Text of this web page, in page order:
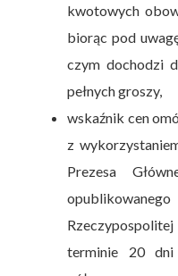
kwotowych
biorąc pod
czym dochodzi
pełnych groszy,
wskaźnik cen
z
Prezesa
terminie 20 dni